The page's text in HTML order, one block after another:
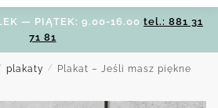
— PIĄTEK: 9.00-16.00 tel.: 881 31
71 81
plakaty /
Plakat – Jeśli masz piękne